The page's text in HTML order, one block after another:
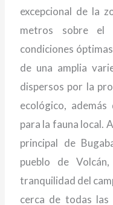
excepcional de la
metros sobre el
condiciones
de una amplia
dispersos por la
ecológico,
para la fauna local.
principal de
pueblo de
tranquilidad del
cerca de todas las